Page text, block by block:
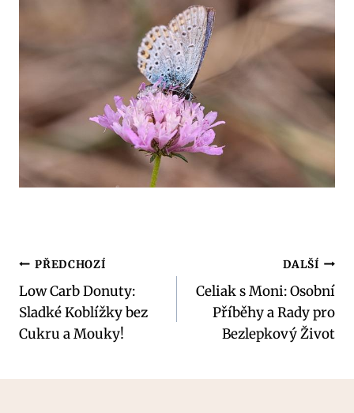
Navigace
pro
příspěvek
PŘEDCHOZÍ
Low Carb Donuty:
Sladké Koblížky bez
Cukru a Mouky!
DALŠÍ
Celiak s Moni: Osobní
Příběhy a Rady pro
Bezlepkový Život